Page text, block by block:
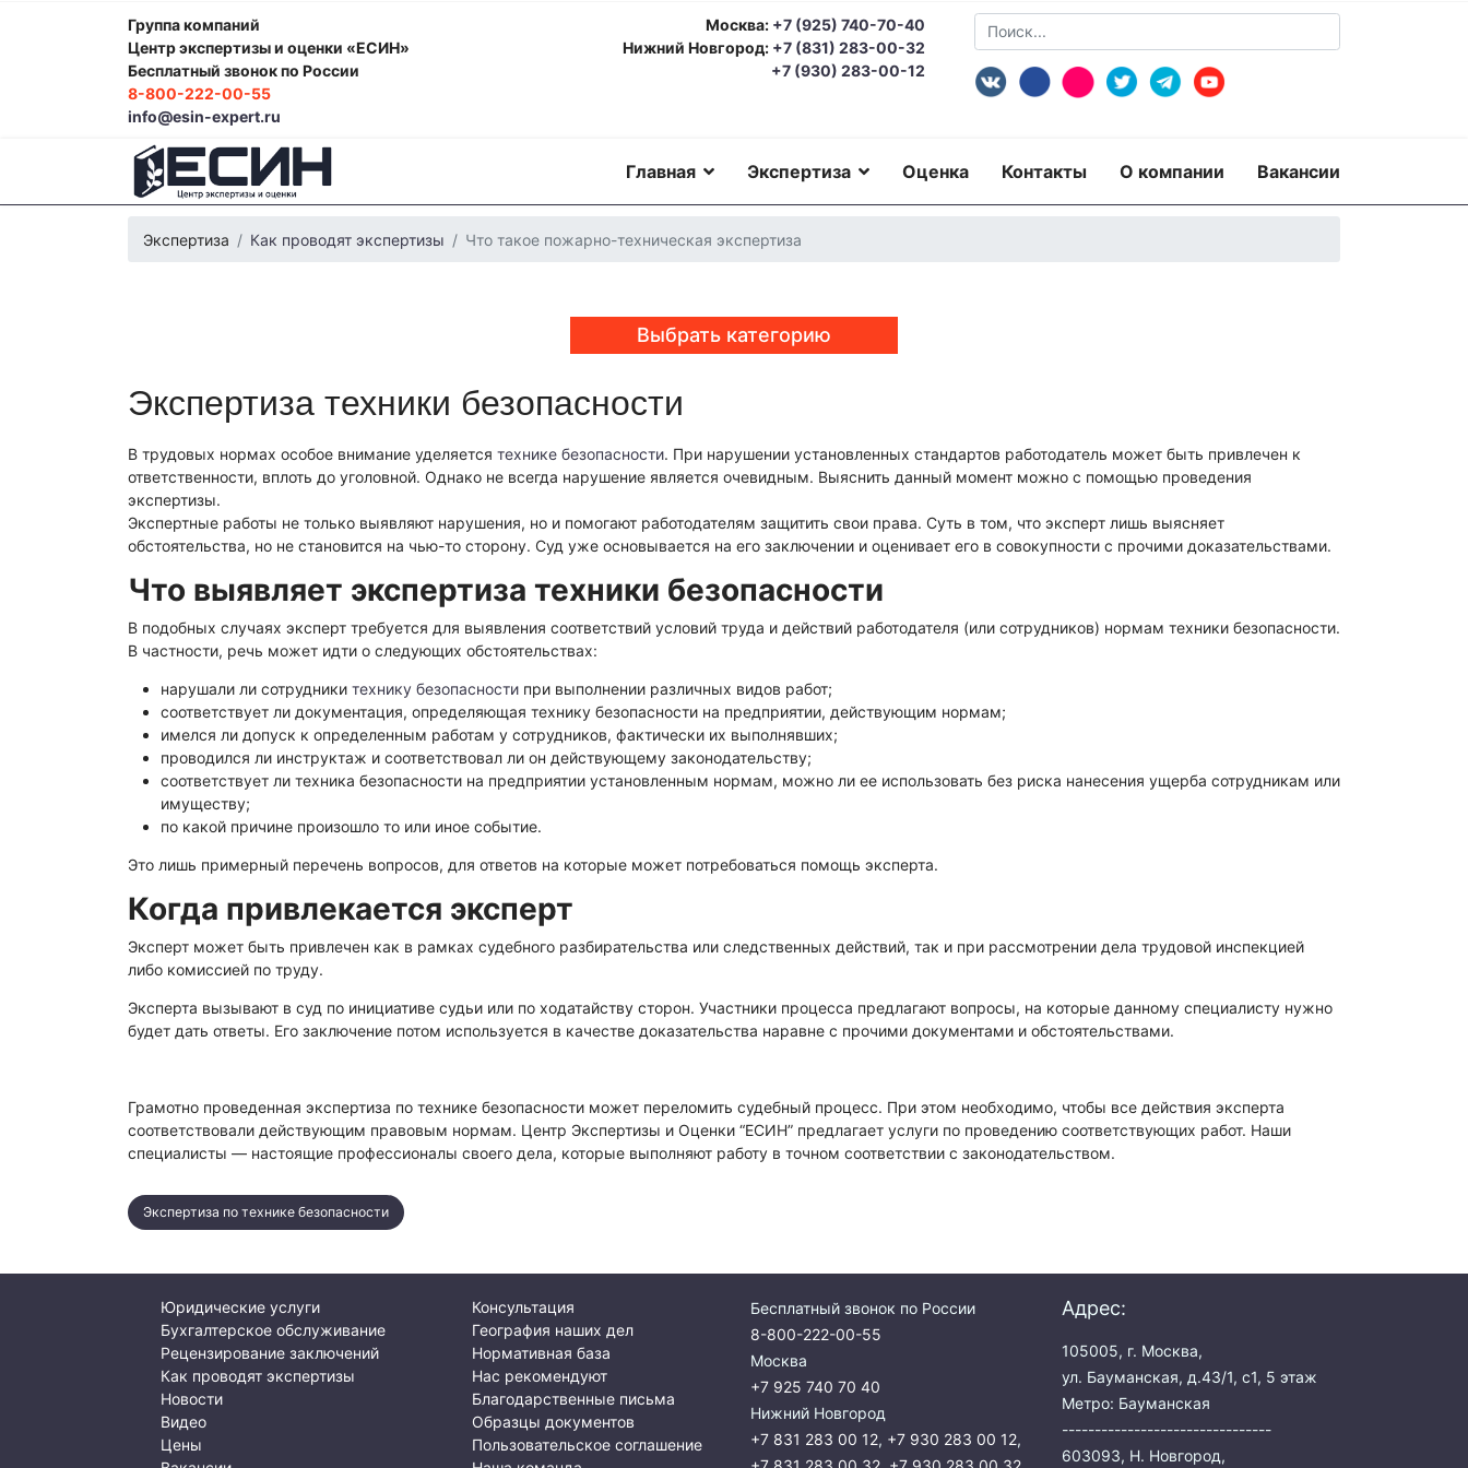
Группа компаний
Центр экспертизы и оценки «ЕСИН»
Бесплатный звонок по России
8-800-222-00-55
info@esin-expert.ru
Москва: +7 (925) 740-70-40
Нижний Новгород: +7 (831) 283-00-32
+7 (930) 283-00-12
Главная Экспертиза Оценка Контакты О компании Вакансии
Экспертиза Как проводят экспертизы Что такое пожарно-техническая экспертиза
Выбрать категорию
Фоноскопическая экспертиза Психологическая экспертиза Автотехническая экспертиза
Экспертиза электробытовой техники
Лингвистическая экспертизаКомпьютерно-техническая экспертизаГеммологическая экспертиза (ювелирная)Экспертиза видео- и звукозаписей
Автороведческая экспертизаТовароведческая экспертизаЭкспериза игрового оборудования Экспертиза по технике безопасности
Физико-химическая экспертиза
Экспертиза техники безопасности
В трудовых нормах особое внимание уделяется технике безопасности. При нарушении установленных стандартов работодатель может быть привлечен к
ответственности, вплоть до уголовной. Однако не всегда нарушение является очевидным. Выяснить данный момент можно с помощью проведения
экспертизы.
Экспертные работы не только выявляют нарушения, но и помогают работодателям защитить свои права. Суть в том, что эксперт лишь выясняет
обстоятельства, но не становится на чью-то сторону. Суд уже основывается на его заключении и оценивает его в совокупности с прочими доказательствами.
Что выявляет экспертиза техники безопасности
В подобных случаях эксперт требуется для выявления соответствий условий труда и действий работодателя (или сотрудников) нормам техники безопасности.
В частности, речь может идти о следующих обстоятельствах:
нарушали ли сотрудники технику безопасности при выполнении различных видов работ;
соответствует ли документация, определяющая технику безопасности на предприятии, действующим нормам;
имелся ли допуск к определенным работам у сотрудников, фактически их выполнявших;
проводился ли инструктаж и соответствовал ли он действующему законодательству;
соответствует ли техника безопасности на предприятии установленным нормам, можно ли ее использовать без риска нанесения ущерба сотрудникам или
имуществу;
по какой причине произошло то или иное событие.
Это лишь примерный перечень вопросов, для ответов на которые может потребоваться помощь эксперта.
Когда привлекается эксперт
Эксперт может быть привлечен как в рамках судебного разбирательства или следственных действий, так и при рассмотрении дела трудовой инспекцией
либо комиссией по труду.
Эксперта вызывают в суд по инициативе судьи или по ходатайству сторон. Участники процесса предлагают вопросы, на которые данному специалисту нужно
будет дать ответы. Его заключение потом используется в качестве доказательства наравне с прочими документами и обстоятельствами.
Грамотно проведенная экспертиза по технике безопасности может переломить судебный процесс. При этом необходимо, чтобы все действия эксперта
соответствовали действующим правовым нормам. Центр Экспертизы и Оценки “ЕСИН” предлагает услуги по проведению соответствующих работ. Наши
специалисты — настоящие профессионалы своего дела, которые выполняют работу в точном соответствии с законодательством.
Экспертиза по технике безопасности
Юридические услуги
Бухгалтерское обслуживание
Рецензирование заключений
Как проводят экспертизы
Новости
Видео
Цены
Консультация
География наших дел
Нормативная база
Нас рекомендуют
Благодарственные письма
Образцы документов
Пользовательское соглашение
Бесплатный звонок по России
8-800-222-00-55
Москва
+7 925 740 70 40
Нижний Новгород
+7 831 283 00 12, +7 930 283 00 12,
Адрес:
105005, г. Москва,
ул. Бауманская, д.43/1, с1, 5 этаж
Метро: Бауманская
--------------------------------
603093, Н. Новгород,